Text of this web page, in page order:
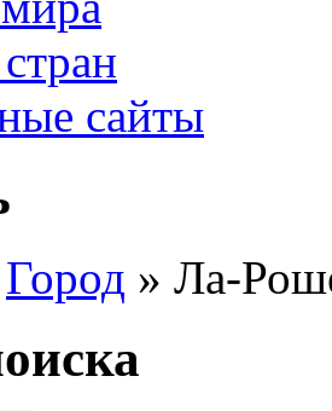
сайты
Город » Ла-